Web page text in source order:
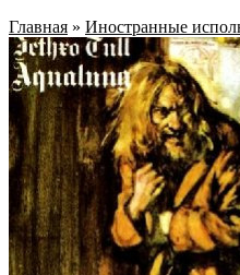
Главная » Иностранные